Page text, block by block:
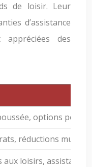
de loisir. Leur
d’assistance
appréciées des
options pour
réductions multi-
aux loisirs, assistance